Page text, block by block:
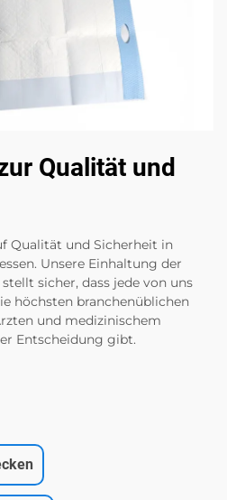
Qualität und
Qualität und Sicherheit in
Unsere Einhaltung der
sicher, dass jede von uns
höchsten branchenüblichen
und medizinischem
Entscheidung gibt.